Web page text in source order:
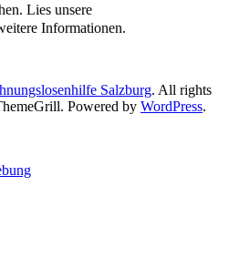
Lies unsere
Informationen.
Salzburg. All rights
Powered by WordPress.